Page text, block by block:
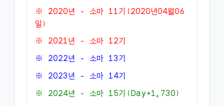
※ 2020년 - 소마 11기(2020년04월06
일)
※ 2021년 - 소마 12기
※ 2022년 - 소마 13기
※ 2023년 - 소마 14기
※ 2024년 - 소마 15기(Day+1,730)